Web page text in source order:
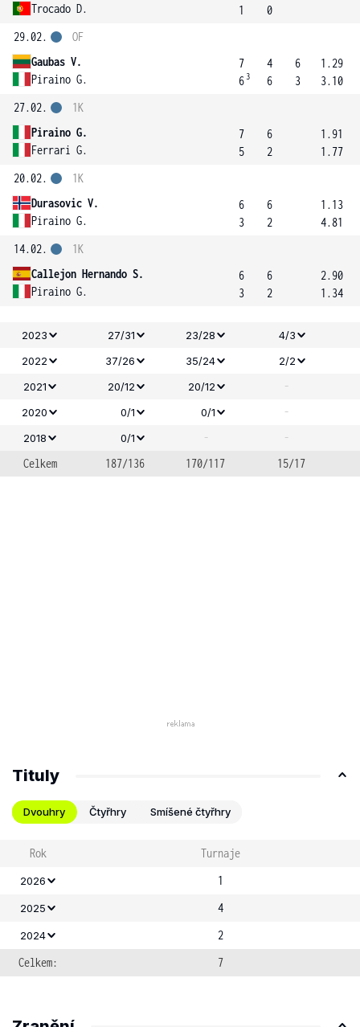
Trocado D.
1
0
29.02.
Gaubas V.
Piraino G.
OF
7
6 3
4
6
6
3
1.29
3.10
27.02.
Piraino G.
Ferrari G.
1K
7
5
6
2
1.91
1.77
20.02.
Durasovic V.
Piraino G.
1K
6
3
6
2
1.13
4.81
14.02.
Callejon Hernando S.
Piraino G.
1K
6
3
6
2
2.90
1.34
2023 27/31 23/28
4/3
2022
37/26 35/24
2/2
2021
20/12 20/12 -
2020 0/1 0/1 -
2018 0/1 -
-
Celkem
187/136 170/117 15/17
Tituly
Dvouhry Čtyřhry Smíšené čtyřhry
Rok Turnaje
2026 1
2025 4
2024
2
Celkem:
7